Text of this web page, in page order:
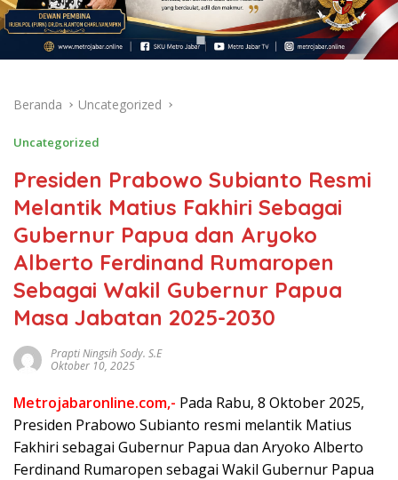
Beranda Uncategorized
Uncategorized
Presiden Prabowo Subianto Resmi
Melantik Matius Fakhiri Sebagai
Gubernur Papua dan Aryoko
Alberto Ferdinand Rumaropen
Sebagai Wakil Gubernur Papua
Masa Jabatan 2025-2030
Prapti Ningsih Sody. S.E
Oktober 10, 2025
Metrojabaronline.com,- Pada Rabu, 8 Oktober 2025,
Presiden Prabowo Subianto resmi melantik Matius
Fakhiri sebagai Gubernur Papua dan Aryoko Alberto
Ferdinand Rumaropen sebagai Wakil Gubernur Papua